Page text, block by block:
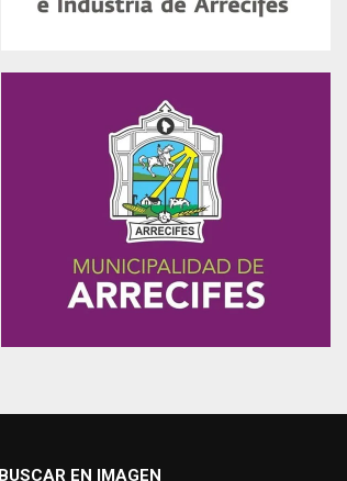
BUSCAR EN IMAGEN